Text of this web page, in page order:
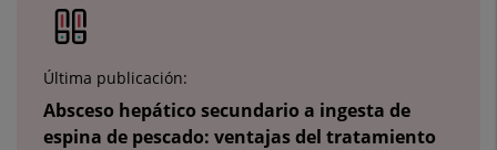
Última publicación:
Absceso hepático secundario a ingesta de
espina de pescado: ventajas del tratamiento